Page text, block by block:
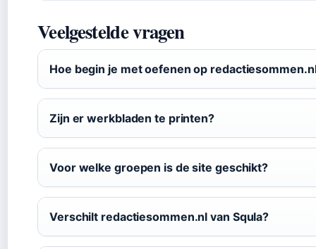
Veelgestelde vragen
Hoe begin je met oefenen op
Zijn er werkbladen te printen?
Voor welke groepen is de site geschikt?
Verschilt redactiesommen.nl van Squla?